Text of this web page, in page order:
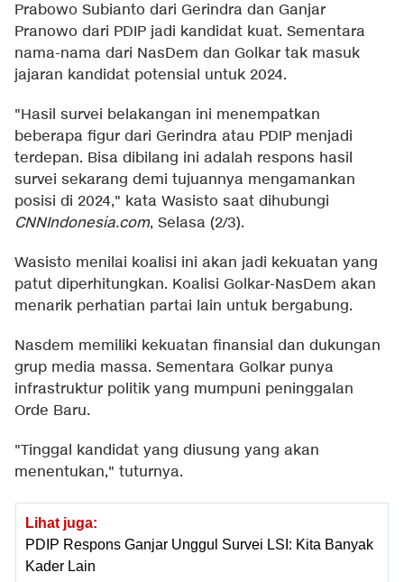
Prabowo Subianto dari Gerindra dan Ganjar
Pranowo dari PDIP jadi kandidat kuat. Sementara
nama-nama dari NasDem dan Golkar tak masuk
jajaran kandidat potensial untuk 2024.
"Hasil survei belakangan ini menempatkan
beberapa figur dari Gerindra atau PDIP menjadi
terdepan. Bisa dibilang ini adalah respons hasil
survei sekarang demi tujuannya mengamankan
posisi di 2024," kata Wasisto saat dihubungi
CNNIndonesia.com, Selasa (2/3).
Wasisto menilai koalisi ini akan jadi kekuatan yang
patut diperhitungkan. Koalisi Golkar-NasDem akan
menarik perhatian partai lain untuk bergabung.
Nasdem memiliki kekuatan finansial dan dukungan
grup media massa. Sementara Golkar punya
infrastruktur politik yang mumpuni peninggalan
Orde Baru.
"Tinggal kandidat yang diusung yang akan
menentukan," tuturnya.
Lihat juga:
PDIP Respons Ganjar Unggul Survei LSI: Kita Banyak
Kader Lain